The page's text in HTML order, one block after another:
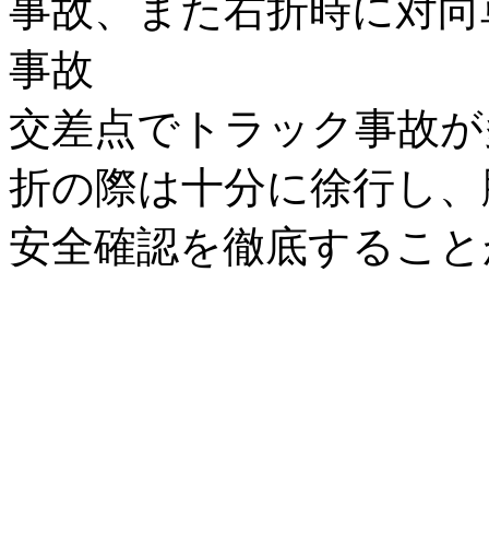
事故、また右折時に対
事故
交差点でトラック事故
折の際は十分に徐行し
安全確認を徹底するこ